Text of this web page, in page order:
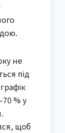
не
під
% у
щоб